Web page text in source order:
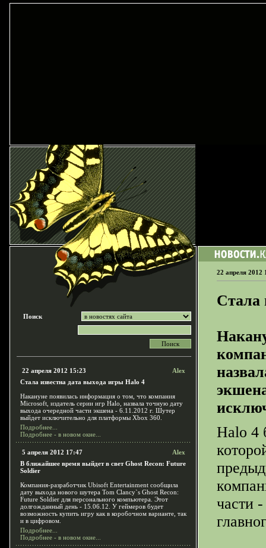
Поиск
22 апреля 2012 15:23
Alex
Стала известна дата выхода игры Halo 4
Накануне появилась информация о том, что компания
Microsoft, издатель серии игр Halo, назвала точную дату
выхода очередной части экшена - 6.11.2012 г. Шутер
выйдет исключительно для платформы Xbox 360.
Подробнее...
Подробнее - в новом окне...
5 апреля 2012 17:47
Alex
В ближайшее время выйдет в свет Ghost Recon: Future
Soldier
Компания-разработчик Ubisoft Entertainment сообщила
дату выхода нового шутера Tom Clancy`s Ghost Recon:
Future Soldier для персонального компьютера. Этот
долгожданный день - 15.06.12. У геймеров будет
возможность купить игру как в коробочном варианте, так
и в цифровом.
Подробнее...
Подробнее - в новом окне...
22 апреля 2012
Стала
Halo 4
части